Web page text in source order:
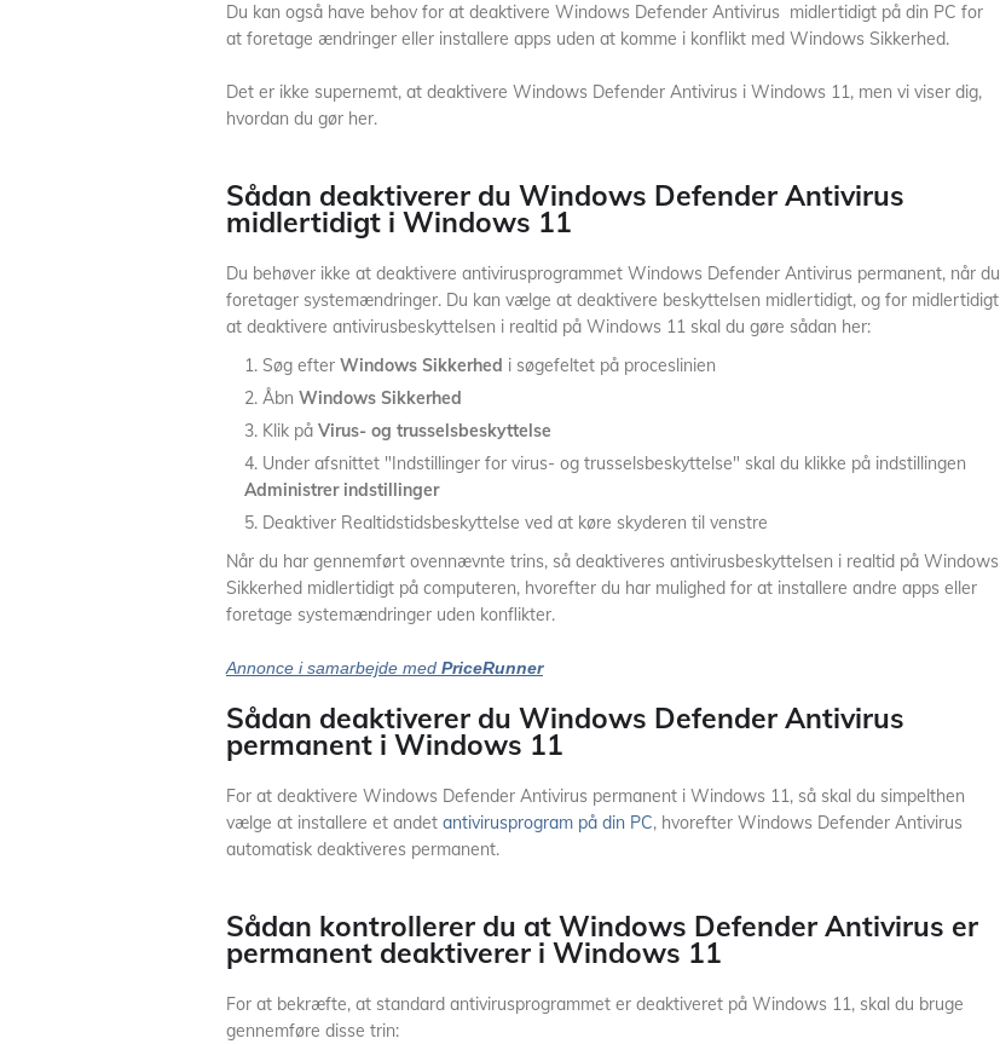
Du kan også have behov for at deaktivere Windows Defender Antivirus midlertidigt på din PC for
at foretage ændringer eller installere apps uden at komme i konflikt med Windows Sikkerhed.
Det er ikke supernemt, at deaktivere Windows Defender Antivirus i Windows 11, men vi viser dig,
hvordan du gør her.
Sådan deaktiverer du Windows Defender Antivirus
midlertidigt i Windows 11
Du behøver ikke at deaktivere antivirusprogrammet Windows Defender Antivirus permanent, når du
foretager systemændringer. Du kan vælge at deaktivere beskyttelsen midlertidigt, og for midlertidigt
at deaktivere antivirusbeskyttelsen i realtid på Windows 11 skal du gøre sådan her:
Søg efter Windows Sikkerhed i søgefeltet på proceslinien
Åbn Windows Sikkerhed
Klik på Virus- og trusselsbeskyttelse
Under afsnittet "Indstillinger for virus- og trusselsbeskyttelse" skal du klikke på indstillingen
Administrer indstillinger
Deaktiver Realtidstidsbeskyttelse ved at køre skyderen til venstre
Når du har gennemført ovennævnte trins, så deaktiveres antivirusbeskyttelsen i realtid på Windows
Sikkerhed midlertidigt på computeren, hvorefter du har mulighed for at installere andre apps eller
foretage systemændringer uden konflikter.
Annonce i samarbejde med PriceRunner
Sådan deaktiverer du Windows Defender Antivirus
permanent i Windows 11
For at deaktivere Windows Defender Antivirus permanent i Windows 11, så skal du simpelthen
vælge at installere et andet antivirusprogram på din PC, hvorefter Windows Defender Antivirus
automatisk deaktiveres permanent.
Sådan kontrollerer du at Windows Defender Antivirus er
permanent deaktiverer i Windows 11
For at bekræfte, at standard antivirusprogrammet er deaktiveret på Windows 11, skal du bruge
gennemføre disse trin: